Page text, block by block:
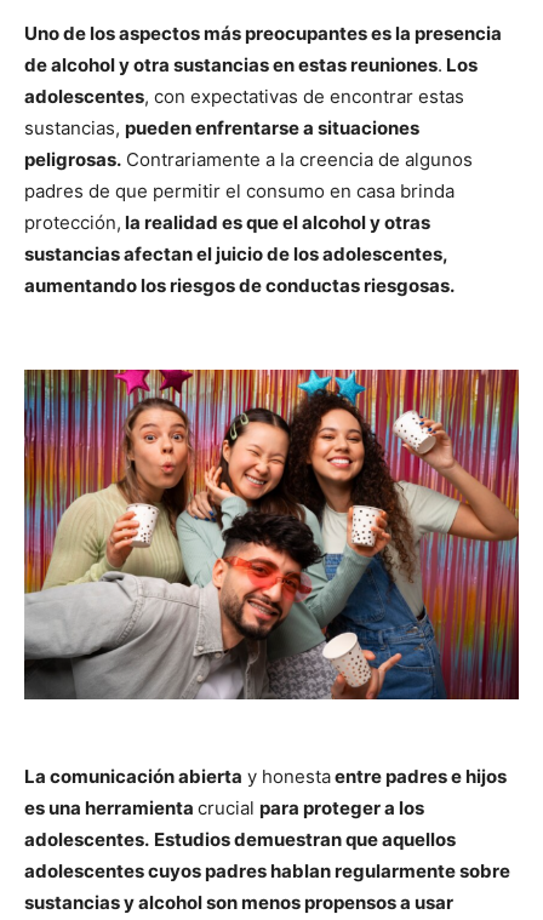
Uno de los aspectos más preocupantes es la presencia
de alcohol y otra sustancias en estas reuniones. Los
adolescentes, con expectativas de encontrar estas
sustancias, pueden enfrentarse a situaciones
peligrosas. Contrariamente a la creencia de algunos
padres de que permitir el consumo en casa brinda
protección, la realidad es que el alcohol y otras
sustancias afectan el juicio de los adolescentes,
aumentando los riesgos de conductas riesgosas.
La comunicación abierta y honestaentre padres e hijos
es una herramienta crucial para proteger a los
adolescentes. Estudios demuestran que aquellos
adolescentes cuyos padres hablan regularmente sobre
sustancias y alcohol son menos propensos a usar